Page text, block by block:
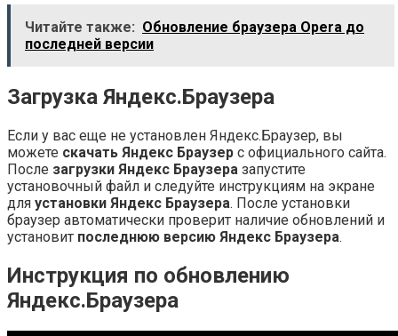
Читайте также: Обновление браузера Opera до
последней версии
Загрузка Яндекс.Браузера
Если у вас еще не установлен Яндекс.Браузер, вы
можете скачать Яндекс Браузер с официального сайта.
После загрузки Яндекс Браузера запустите
установочный файл и следуйте инструкциям на экране
для установки Яндекс Браузера. После установки
браузер автоматически проверит наличие обновлений и
установит последнюю версию Яндекс Браузера.
Инструкция по обновлению
Яндекс.Браузера